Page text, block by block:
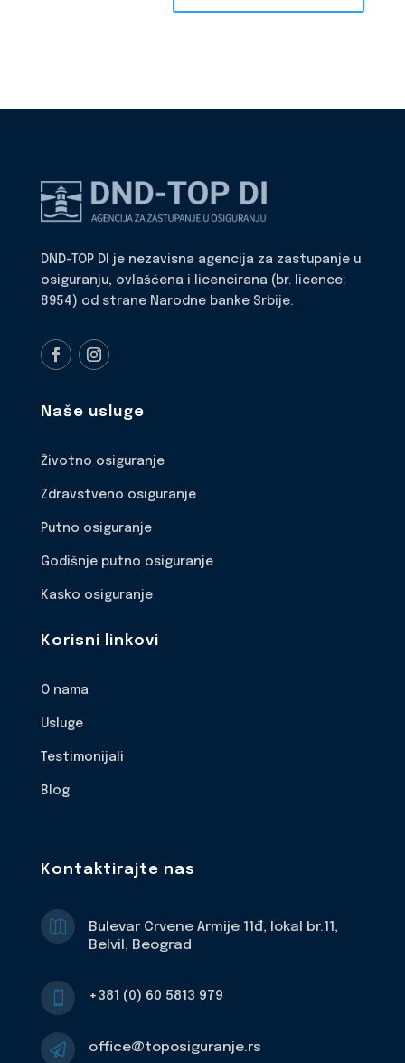
DND-TOP DI je nezavisna agencija za zastupanje u
osiguranju, ovlašćena i licencirana (br. licence:
8954) od strane Narodne banke Srbije.
Naše usluge
Životno osiguranje
Zdravstveno osiguranje
Putno osiguranje
Godišnje putno osiguranje
Kasko osiguranje
Korisni linkovi
O nama
Usluge
Testimonijali
Blog
Kontaktirajte nas
Bulevar Crvene Armije 11đ, lokal br.11,
Belvil, Beograd
+381 (0) 60 5813 979
 office@toposiguranje.rs